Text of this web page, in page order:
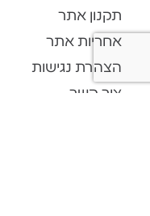
תקנון אתר
אחריות אתר
הצהרת נגישות
צור קשר